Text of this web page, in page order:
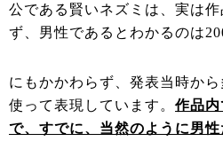
公である賢いネズミは、実は
ず、男性であるとわかるのは
にもかかわらず、発表当時か
使って表現しています。 作品
で、すでに、当然のように男